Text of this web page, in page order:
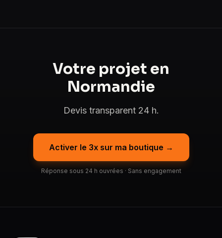
Votre projet en
Normandie
Devis transparent 24 h.
Activer le 3x sur ma boutique →
Réponse sous 24 h ouvrées · Sans engagement